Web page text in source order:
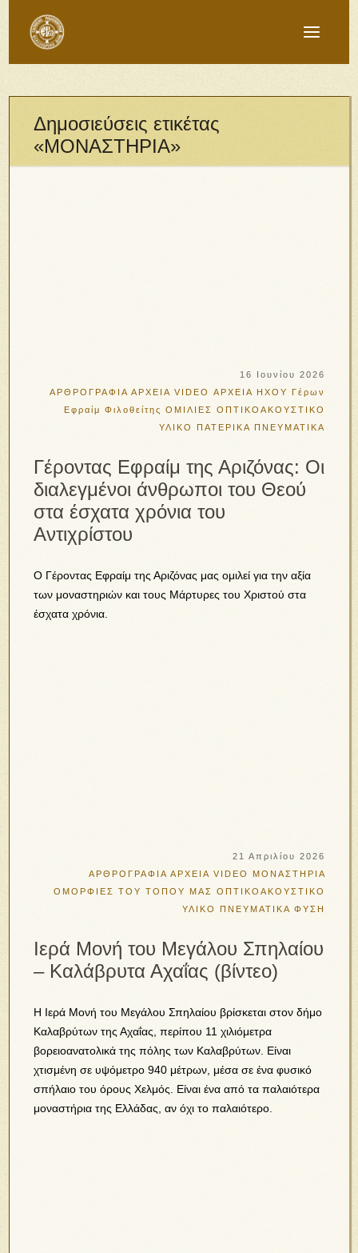
Δημοσιεύσεις ετικέτας
«ΜΟΝΑΣΤΗΡΙΑ»
16 Ιουνίου 2026
ΑΡΘΡΟΓΡΑΦΙΑ ΑΡΧΕΙΑ VIDEO ΑΡΧΕΙΑ ΗΧΟΥ Γέρων
Εφραίμ Φιλοθείτης ΟΜΙΛΙΕΣ
ΟΠΤΙΚΟΑΚΟΥΣΤΙΚΟ
ΥΛΙΚΟ
ΠΑΤΕΡΙΚΑ ΠΝΕΥΜΑΤΙΚΑ
Γέροντας Εφραίμ της Αριζόνας: Οι
διαλεγμένοι άνθρωποι του Θεού
στα έσχατα χρόνια του
Αντιχρίστου
Ο Γέροντας Εφραίμ της Αριζόνας μας ομιλεί για την αξία
των μοναστηριών και τους Μάρτυρες του Χριστού στα
έσχατα χρόνια.
21 Απριλίου 2026
ΑΡΘΡΟΓΡΑΦΙΑ ΑΡΧΕΙΑ VIDEO
ΜΟΝΑΣΤΗΡΙΑ
ΟΜΟΡΦΙΕΣ ΤΟΥ ΤΟΠΟΥ ΜΑΣ
ΟΠΤΙΚΟΑΚΟΥΣΤΙΚΟ
ΥΛΙΚΟ
ΠΝΕΥΜΑΤΙΚΑ ΦΥΣΗ
Ιερά Μονή του Μεγάλου Σπηλαίου
– Καλάβρυτα Αχαΐας (βίντεο)
Η Ιερά Μονή του Μεγάλου Σπηλαίου βρίσκεται στον δήμο
Καλαβρύτων της Αχαΐας, περίπου 11 χιλιόμετρα
βορειοανατολικά της πόλης των Καλαβρύτων. Είναι
χτισμένη σε υψόμετρο 940 μέτρων, μέσα σε ένα φυσικό
σπήλαιο του όρους Χελμός. Είναι ένα από τα παλαιότερα
μοναστήρια της Ελλάδας, αν όχι το παλαιότερο.